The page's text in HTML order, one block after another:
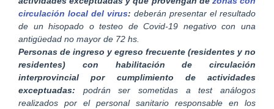
circulación local del virus: deberán presentar el resultado
de un hisopado o testeo de Covid-19 negativo con una
antigüedad no mayor de 72 hs.
Personas de ingreso y egreso frecuente (residentes y no
residentes) con habilitación de circulación
interprovincial por cumplimiento de actividades
exceptuadas: podrán ser sometidas a test análogos
realizados por el personal sanitario responsable en los